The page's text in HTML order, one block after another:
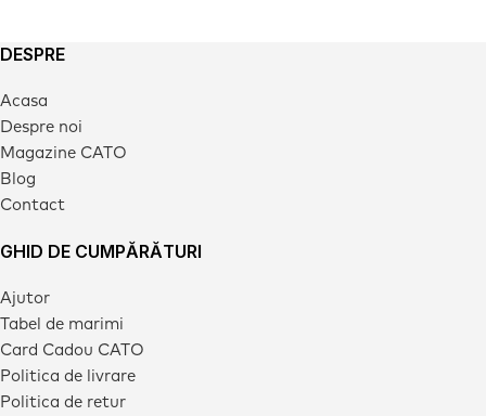
DESPRE
Acasa
Despre noi
Magazine CATO
Blog
Contact
GHID DE CUMPĂRĂTURI
Ajutor
Tabel de marimi
Card Cadou CATO
Politica de livrare
Politica de retur